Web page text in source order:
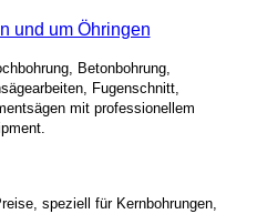
und um Öhringen
Betonbohrung,
Fugenschnitt,
mit professionellem
speziell für Kernbohrungen,